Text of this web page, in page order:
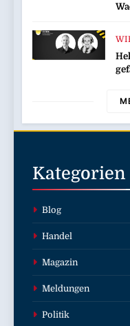
Kategorien
Blog
Handel
Magazin
Meldungen
Politik